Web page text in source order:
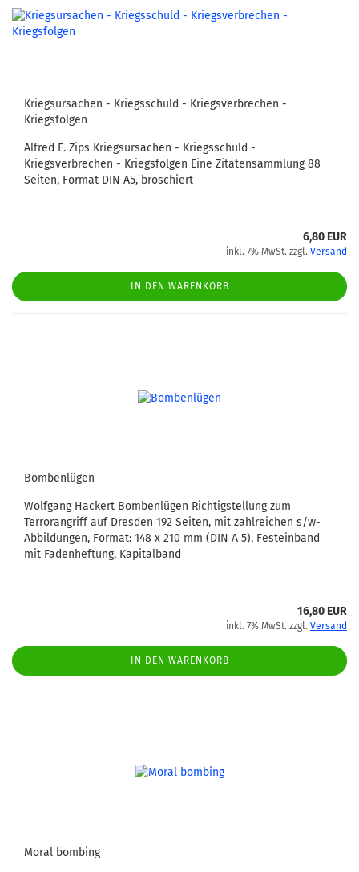
Kriegsursachen - Kriegsschuld - Kriegsverbrechen -
Kriegsfolgen
Alfred E. Zips Kriegsursachen - Kriegsschuld -
Kriegsverbrechen - Kriegsfolgen Eine Zitatensammlung 88
Seiten, Format DIN A5, broschiert
6,80 EUR
inkl. 7% MwSt. zzgl. Versand
IN DEN WARENKORB
Bombenlügen
Wolfgang Hackert Bombenlügen Richtigstellung zum
Terrorangriff auf Dresden 192 Seiten, mit zahlreichen s/w-
Abbildungen, Format: 148 x 210 mm (DIN A 5), Festeinband
mit Fadenheftung, Kapitalband
16,80 EUR
inkl. 7% MwSt. zzgl. Versand
IN DEN WARENKORB
Moral bombing